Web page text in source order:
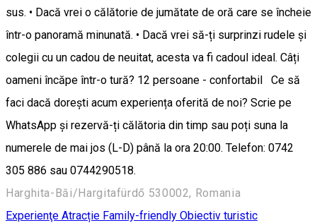
sus. • Dacă vrei o călătorie de jumătate de oră care se încheie
într-o panoramă minunată. • Dacă vrei să-ți surprinzi rudele și
colegii cu un cadou de neuitat, acesta va fi cadoul ideal. Câți
oameni încăpe într-o tură? 12 persoane - confortabil Ce să
faci dacă dorești acum experiența oferită de noi? Scrie pe
WhatsApp și rezervă-ți călătoria din timp sau poți suna la
numerele de mai jos (L-D) până la ora 20:00. Telefon: 0742
305 886 sau 0744290518.
Harghita-Băi/Hargitafürdő 530002, Romania
Experienţe Atracție Family-friendly Obiectiv turistic